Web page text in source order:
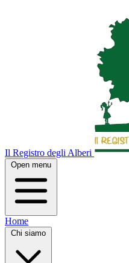
Il Registro degli Alberi
Open menu
Home
Chi siamo